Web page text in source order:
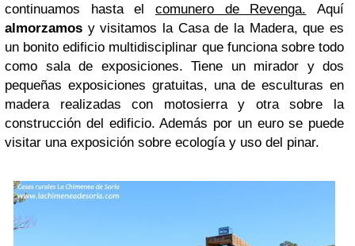
continuamos hasta el comunero de Revenga. Aquí
almorzamos y visitamos la Casa de la Madera, que es
un bonito edificio multidisciplinar que funciona sobre todo
como sala de exposiciones. Tiene un mirador y dos
pequeñas exposiciones gratuitas, una de esculturas en
madera realizadas con motosierra y otra sobre la
construcción del edificio. Además por un euro se puede
visitar una exposición sobre ecología y uso del pinar.